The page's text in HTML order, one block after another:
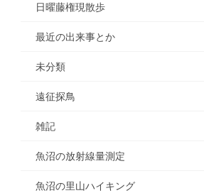
日曜藤権現散歩
最近の出来事とか
未分類
遠征探鳥
雑記
魚沼の放射線量測定
魚沼の里山ハイキング